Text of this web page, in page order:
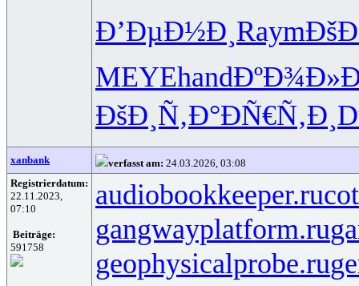
Ð’ÐµÐ½Ð¸ Raym
MEYEhand
ÐšÐ¸Ñ‚Ð°ÐÑ€Ñ‚Ð¸
xanbank verfasst am: 24.03.2026, 03:08
Registrierdatum:
22.11.2023,
07:10
Beiträge:
591758
audiobookkeeper.ru
gangwayplatform.ru
geophysicalprobe.ru